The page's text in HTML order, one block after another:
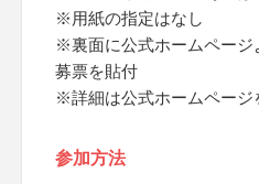
※用紙の指定はなし
※裏面に公式ホームページ
募票を貼付
※詳細は公式ホームページ
参加方法